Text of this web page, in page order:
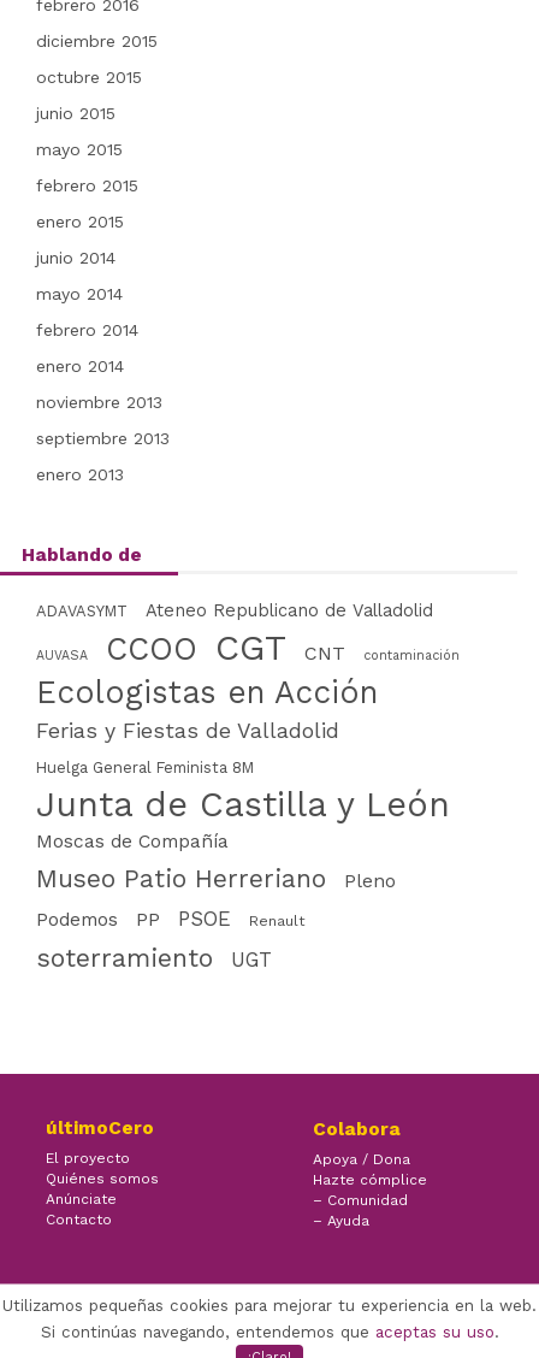
febrero 2016
diciembre 2015
octubre 2015
junio 2015
mayo 2015
febrero 2015
enero 2015
junio 2014
mayo 2014
febrero 2014
enero 2014
noviembre 2013
septiembre 2013
enero 2013
Hablando de
ADAVASYMT Ateneo Republicano de Valladolid
AUVASA CCOO CGT CNT contaminación
Ecologistas en Acción
Ferias y Fiestas de Valladolid
Huelga General Feminista 8M
Junta de Castilla y León
Moscas de Compañía
Museo Patio Herreriano
Pleno
Podemos
PP PSOE Renault
soterramiento UGT
últimoCero
El proyecto
Quiénes somos
Anúnciate
Contacto
Colabora
Apoya / Dona
Hazte cómplice
– Comunidad
– Ayuda
Facebook Twitter Youtube
(CC) ÚLTIMOCERO | 2022
Utilizamos pequeñas cookies para mejorar tu experiencia en la web.
Si continúas navegando, entendemos que aceptas su uso.